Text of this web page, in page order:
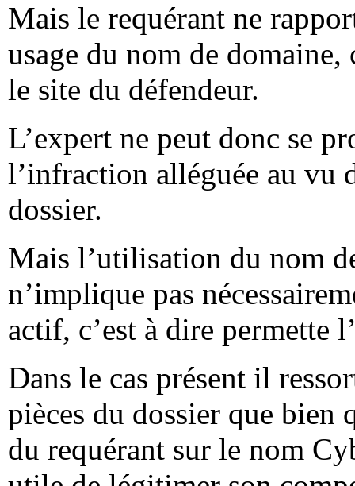
Mais le requérant ne
usage du nom de domaine,
le site du défendeur.
L’expert ne peut donc se
l’infraction alléguée au vu
dossier.
Mais l’utilisation du nom
n’implique pas
actif, c’est à dire permette
Dans le cas présent il
pièces du dossier que bien
du requérant sur le nom